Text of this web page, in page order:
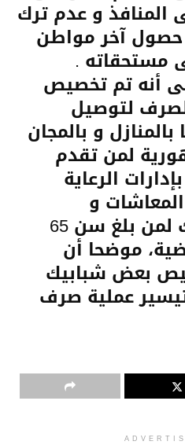
المنافذ و عدم ترك
آخر مواطن
مستحقاته .
أنه تم تخصيص
لتوصيل
و بالمجان
لمن تقدم
الرعاية
و
المستحقين و كذلك لمن بلغ سن 65
موضحا أن
بعض شبابيك
عملية صرف